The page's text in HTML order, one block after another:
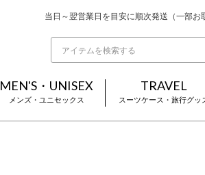
当日～翌営業日を目安に順次発送（一部お
MEN'S・UNISEX
メンズ・ユニセックス
TRAVEL
スーツケース・旅行グッ